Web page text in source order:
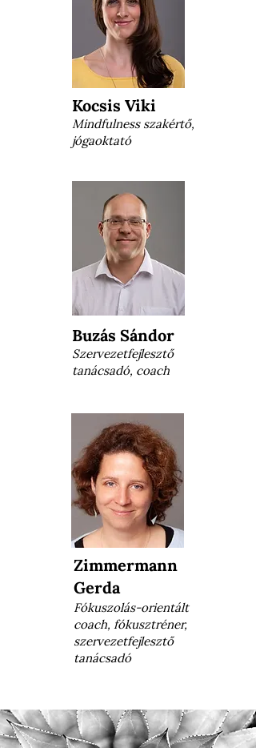
Kocsis Viki
Mindfulness szakértő,
jógaoktató
Buzás Sándor
Szervezetfejlesztő
tanácsadó, coach
Zimmermann
Gerda
Fókuszolás-orientált
coach, fókusztréner,
szervezetfejlesztő
tanácsadó